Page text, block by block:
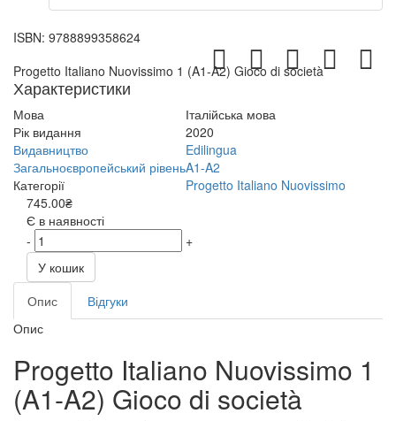
ISBN: 9788899358624
Progetto Italiano Nuovissimo 1 (A1-A2) Gioco di società
Характеристики
Мова
Італійська мова
Рік видання
2020
Видавництво
Edilingua
Загальноєвропейський рівеньA1-A2
Категорії
Progetto Italiano Nuovissimo
745.00₴
Є в наявності
-
+
У кошик
Опис
Відгуки
Опис
Progetto Italiano Nuovissimo 1
(A1-A2) Gioco di società